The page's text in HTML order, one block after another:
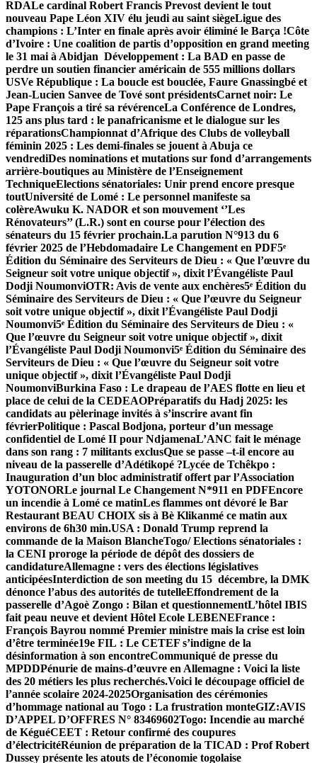
RDALe cardinal Robert Francis Prevost devient le tout
nouveau Pape Léon XIV élu jeudi au saint siègeLigue des
champions : L’Inter en finale après avoir éliminé le Barça !Côte
d’Ivoire : Une coalition de partis d’opposition en grand meeting
le 31 mai à Abidjan Développement : La BAD en passe de
perdre un soutien financier américain de 555 millions dollars
USVe République : La boucle est bouclée, Faure Gnassingbé et
Jean-Lucien Sanvee de Tové sont présidentsCarnet noir: Le
Pape François a tiré sa révérenceLa Conférence de Londres,
125 ans plus tard : le panafricanisme et le dialogue sur les
réparationsChampionnat d’Afrique des Clubs de volleyball
féminin 2025 : Les demi-finales se jouent à Abuja ce
vendrediDes nominations et mutations sur fond d’arrangements
arrière-boutiques au Ministère de l’Enseignement
TechniqueElections sénatoriales: Unir prend encore presque
toutUniversité de Lomé : Le personnel manifeste sa
colèreAwuku K. NADOR et son mouvement ‘’Les
Rénovateurs’’ (L.R.) sont en course pour l’élection des
sénateurs du 15 février prochain.La parution N°913 du 6
février 2025 de l’Hebdomadaire Le Changement en PDF5ᵉ
Édition du Séminaire des Serviteurs de Dieu : « Que l’œuvre du
Seigneur soit votre unique objectif », dixit l’Évangéliste Paul
Dodji NoumonviOTR: Avis de vente aux enchères5ᵉ Édition du
Séminaire des Serviteurs de Dieu : « Que l’œuvre du Seigneur
soit votre unique objectif », dixit l’Évangéliste Paul Dodji
Noumonvi5ᵉ Édition du Séminaire des Serviteurs de Dieu : «
Que l’œuvre du Seigneur soit votre unique objectif », dixit
l’Évangéliste Paul Dodji Noumonvi5ᵉ Édition du Séminaire des
Serviteurs de Dieu : « Que l’œuvre du Seigneur soit votre
unique objectif », dixit l’Évangéliste Paul Dodji
NoumonviBurkina Faso : Le drapeau de l’AES flotte en lieu et
place de celui de la CEDEAOPréparatifs du Hadj 2025: les
candidats au pèlerinage invités à s’inscrire avant fin
févrierPolitique : Pascal Bodjona, porteur d’un message
confidentiel de Lomé II pour NdjamenaL’ANC fait le ménage
dans son rang : 7 militants exclusQue se passe –t-il encore au
niveau de la passerelle d’Adétikopé ?Lycée de Tchêkpo :
Inauguration d’un bloc administratif offert par l’Association
YOTONORLe journal Le Changement N*911 en PDFEncore
un incendie à Lomé ce matinLes flammes ont dévoré le Bar
Restaurant BEAU CHOIX sis à Bè Klikanmé ce matin aux
environs de 6h30 min.USA : Donald Trump reprend la
commande de la Maison BlancheTogo/ Elections sénatoriales :
la CENI proroge la période de dépôt des dossiers de
candidatureAllemagne : vers des élections législatives
anticipéesInterdiction de son meeting du 15 décembre, la DMK
dénonce l’abus des autorités de tutelleEffondrement de la
passerelle d’Agoè Zongo : Bilan et questionnementL’hôtel IBIS
fait peau neuve et devient Hôtel Ecole LEBENEFrance :
François Bayrou nommé Premier ministre mais la crise est loin
d’être terminée19e FIL : Le CETEF s’indigne de la
désinformation à son encontreCommuniqué de presse du
MPDDPénurie de mains-d’œuvre en Allemagne : Voici la liste
des 20 métiers les plus recherchés.Voici le découpage officiel de
l’année scolaire 2024-2025Organisation des cérémonies
d’hommage national au Togo : La frustration monteGIZ:AVIS
D’APPEL D’OFFRES N° 83469602Togo: Incendie au marché
de KéguéCEET : Retour confirmé des coupures
d’électricitéRéunion de préparation de la TICAD : Prof Robert
Dussey présente les atouts de l’économie togolaise